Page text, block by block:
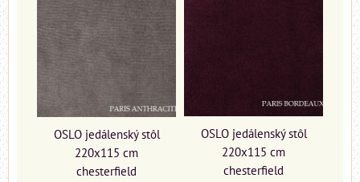
OSLO jedálenský stôl
220x115 cm
chesterfield
OSLO jedálenský stôl
220x115 cm
chesterfield